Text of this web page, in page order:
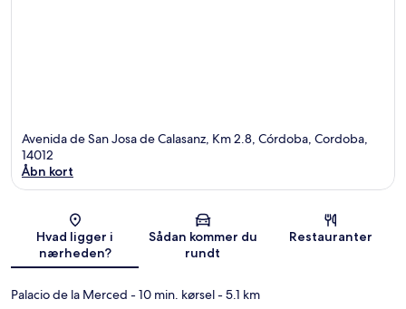
Avenida de San Josa de Calasanz, Km 2.8, Córdoba, Cordoba,
14012
Åbn kort
Hvad ligger i
nærheden?
Sådan kommer du
rundt
Restauranter
Palacio de la Merced - 10 min. kørsel- 5.1 km